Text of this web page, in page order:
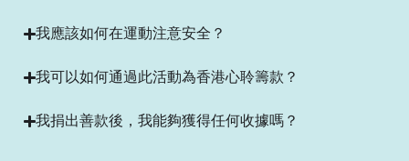
我應該如何在運動注意安全？
我可以如何通過此活動為香港心聆籌款？
我捐出善款後，我能夠獲得任何收據嗎？